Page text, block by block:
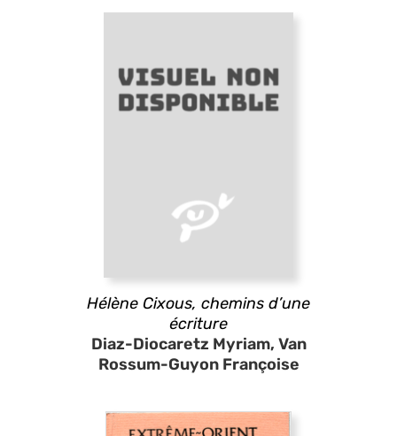
Hélène Cixous, chemins d’une
écriture
Diaz-Diocaretz Myriam, Van
Rossum-Guyon Françoise